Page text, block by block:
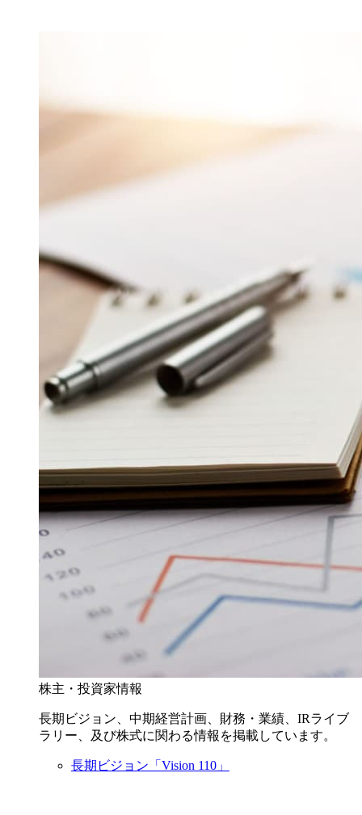
株主・投資家情報
長期ビジョン、中期経営計画、財務・業績、IRライブ
ラリー、及び株式に関わる情報を掲載しています。
長期ビジョン「Vision 110」